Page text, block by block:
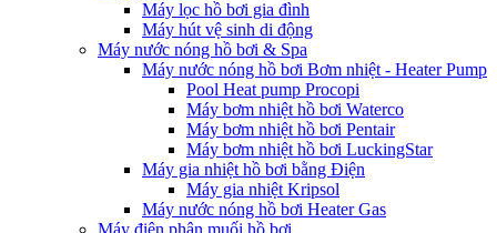
Máy lọc hồ bơi gia đình
Máy hút vệ sinh di động
Máy nước nóng hồ bơi & Spa
Máy nước nóng hồ bơi Bơm nhiệt - Heater Pump
Pool Heat pump Procopi
Máy bơm nhiệt hồ bơi Waterco
Máy bơm nhiệt hồ bơi Pentair
Máy bơm nhiệt hồ bơi LuckingStar
Máy gia nhiệt hồ bơi bằng Điện
Máy gia nhiệt Kripsol
Máy nước nóng hồ bơi Heater Gas
Máy điện phân muối hồ bơi